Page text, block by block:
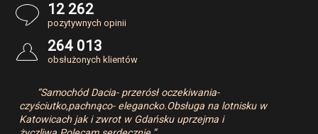
12 262
pozytywnych opinii
264 013
obsłużonych klientów
“Samochód Dacia- przerósł oczekiwania-
czyściutko,pachnąco- elegancko.Obsługa na lotnisku w
Katowicach jak i zwrot w Gdańsku uprzejma i